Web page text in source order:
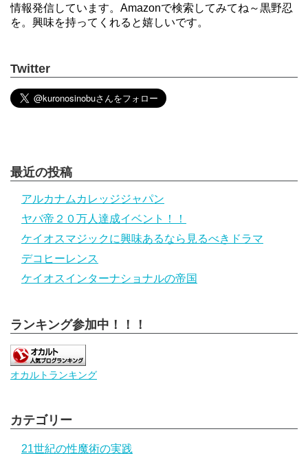
情報発信しています。Amazonで検索してみてね～黒野忍
を。興味を持ってくれると嬉しいです。
Twitter
最近の投稿
アルカナムカレッジジャパン
ヤバ帝２０万人達成イベント！！
ケイオスマジックに興味あるなら見るべきドラマ
デコヒーレンス
ケイオスインターナショナルの帝国
ランキング参加中！！！
オカルトランキング
カテゴリー
21世紀の性魔術の実践